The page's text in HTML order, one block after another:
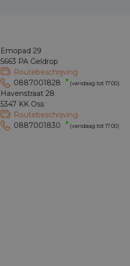
Emopad 29
5663 PA Geldrop
Routebeschrijving
0887001828
(vandaag tot 17:00)
Havenstraat 28
5347 KK Oss
Routebeschrijving
0887001830
(vandaag tot 17:00)